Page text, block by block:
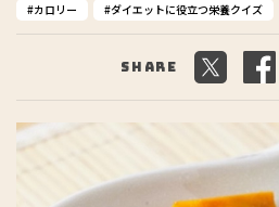
カロリー ダイエットに役立つ栄養クイズ
Share